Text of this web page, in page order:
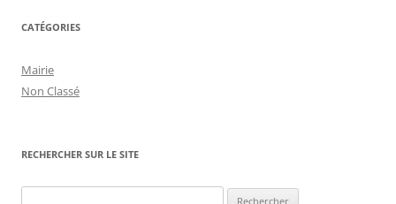
CATÉGORIES
Mairie
Non Classé
RECHERCHER SUR LE SITE